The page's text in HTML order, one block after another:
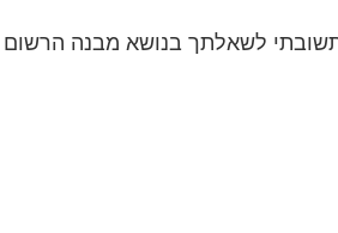
לשאלתך בנושא מבנה הרשום